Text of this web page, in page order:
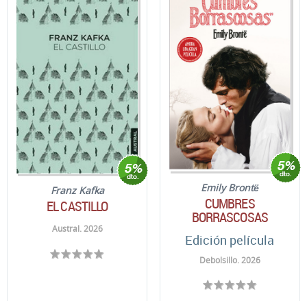
Franz Kafka
EL CASTILLO
Austral. 2026
Emily Brontë
CUMBRES
BORRASCOSAS
Edición película
Debolsillo. 2026